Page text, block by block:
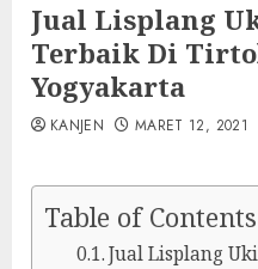
Jual Lisplang
Terbaik Di
Yogyakarta
KANJEN MARET 12, 2021
Table of Contents
Jual Lisplang